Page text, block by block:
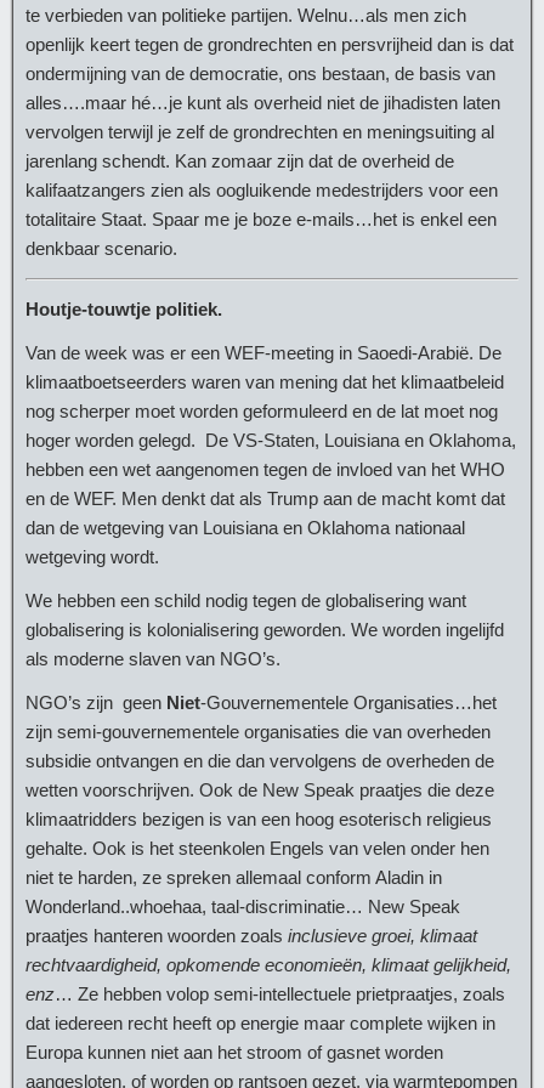
te verbieden van politieke partijen. Welnu…als men zich
openlijk keert tegen de grondrechten en persvrijheid dan is dat
ondermijning van de democratie, ons bestaan, de basis van
alles….maar hé…je kunt als overheid niet de jihadisten laten
vervolgen terwijl je zelf de grondrechten en meningsuiting al
jarenlang schendt. Kan zomaar zijn dat de overheid de
kalifaatzangers zien als oogluikende medestrijders voor een
totalitaire Staat. Spaar me je boze e-mails…het is enkel een
denkbaar scenario.
Houtje-touwtje politiek.
Van de week was er een WEF-meeting in Saoedi-Arabië. De
klimaatboetseerders waren van mening dat het klimaatbeleid
nog scherper moet worden geformuleerd en de lat moet nog
hoger worden gelegd. De VS-Staten, Louisiana en Oklahoma,
hebben een wet aangenomen tegen de invloed van het WHO
en de WEF. Men denkt dat als Trump aan de macht komt dat
dan de wetgeving van Louisiana en Oklahoma nationaal
wetgeving wordt.
We hebben een schild nodig tegen de globalisering want
globalisering is kolonialisering geworden. We worden ingelijfd
als moderne slaven van NGO’s.
NGO’s zijn geen Niet-Gouvernementele Organisaties…het
zijn semi-gouvernementele organisaties die van overheden
subsidie ontvangen en die dan vervolgens de overheden de
wetten voorschrijven. Ook de New Speak praatjes die deze
klimaatridders bezigen is van een hoog esoterisch religieus
gehalte. Ook is het steenkolen Engels van velen onder hen
niet te harden, ze spreken allemaal conform Aladin in
Wonderland..whoehaa, taal-discriminatie… New Speak
praatjes hanteren woorden zoals inclusieve groei, klimaat
rechtvaardigheid, opkomende economieën, klimaat gelijkheid,
enz… Ze hebben volop semi-intellectuele prietpraatjes, zoals
dat iedereen recht heeft op energie maar complete wijken in
Europa kunnen niet aan het stroom of gasnet worden
aangesloten, of worden op rantsoen gezet, via warmtepompen